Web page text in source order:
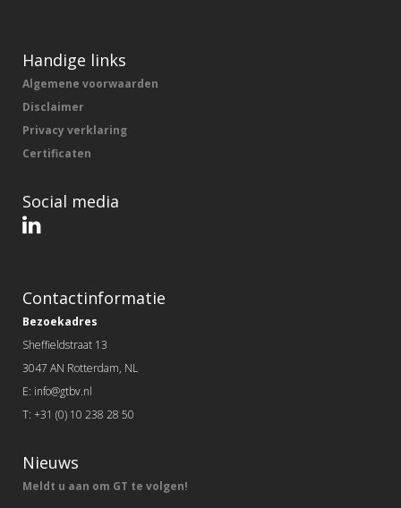
Handige links
Algemene voorwaarden
Disclaimer
Privacy verklaring
Certificaten
Social media
Contactinformatie
Bezoekadres
Sheffieldstraat 13
3047 AN Rotterdam, NL
E: info@gtbv.nl
T: +31 (0) 10 238 28 50
Nieuws
Meldt u aan om GT te volgen!